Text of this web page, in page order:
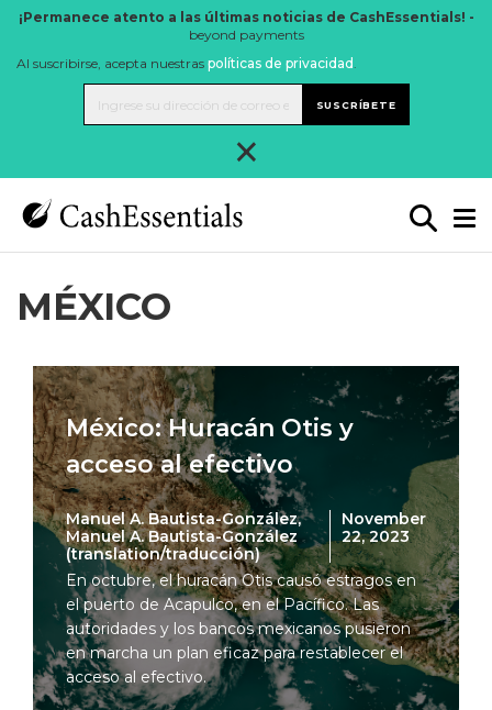
¡Permanece atento a las últimas noticias de CashEssentials! -
beyond payments
Al suscribirse, acepta nuestras políticas de privacidad .
SUSCRÍBETE
×
MÉXICO
México: Huracán Otis y
acceso al efectivo
Manuel A. Bautista-González,
Manuel A. Bautista-González
(translation/traducción)
November
22, 2023
En octubre, el huracán Otis causó estragos en
el puerto de Acapulco, en el Pacífico. Las
autoridades y los bancos mexicanos pusieron
en marcha un plan eficaz para restablecer el
acceso al efectivo.